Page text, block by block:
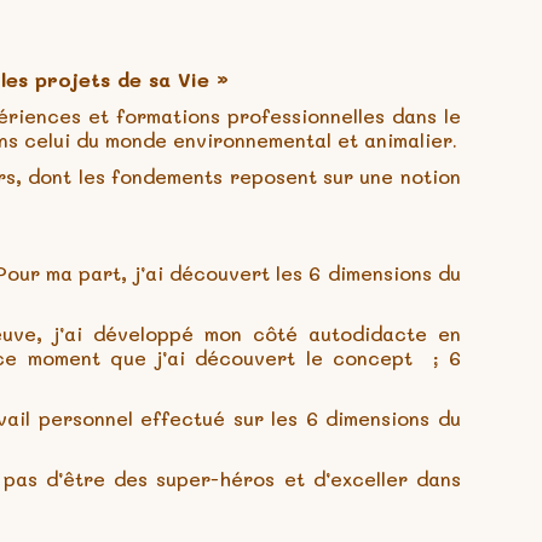
projets de sa Vie »
et formations professionnelles dans le
celui du monde environnemental et animalier.
dont les fondements reposent sur une notion
ma part, j’ai découvert les 6 dimensions du
j’ai développé mon côté autodidacte en
moment que j’ai découvert le concept ; 6
personnel effectué sur les 6 dimensions du
d’être des super-héros et d’exceller dans